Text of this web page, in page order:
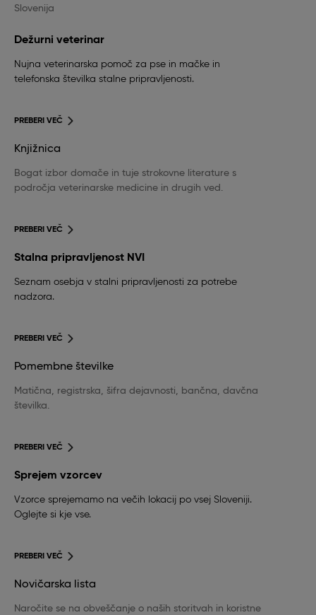
Slovenija
Dežurni veterinar
Nujna veterinarska pomoč za pse in mačke in
telefonska številka stalne pripravljenosti.
PREBERI VEČ
Knjižnica
Bogat izbor domače in tuje strokovne literature s
področja veterinarske medicine in drugih ved.
PREBERI VEČ
Stalna pripravljenost NVI
Seznam osebja v stalni pripravljenosti za potrebe
nadzora.
PREBERI VEČ
Pomembne številke
Matična, registrska, šifra dejavnosti, bančna, davčna
številka.
PREBERI VEČ
Sprejem vzorcev
Vzorce sprejemamo na večih lokacij po vsej Sloveniji.
Oglejte si kje vse.
PREBERI VEČ
Novičarska lista
Naročite se na obveščanje o naših storitvah in koristne